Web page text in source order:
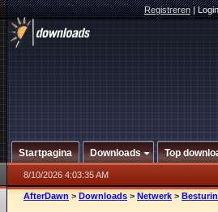
Registreren|
Startpagina Downloads Top
8/10/2026 4:03:35 AM
AfterDawn > Downloads > Netwerk >